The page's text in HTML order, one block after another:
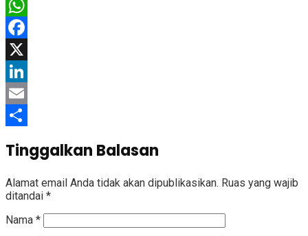
WhatsApp
Facebook
X
LinkedIn
Email
Tinggalkan Balasan
Alamat email Anda tidak akan dipublikasikan. Ruas yang wajib
ditandai *
Nama *